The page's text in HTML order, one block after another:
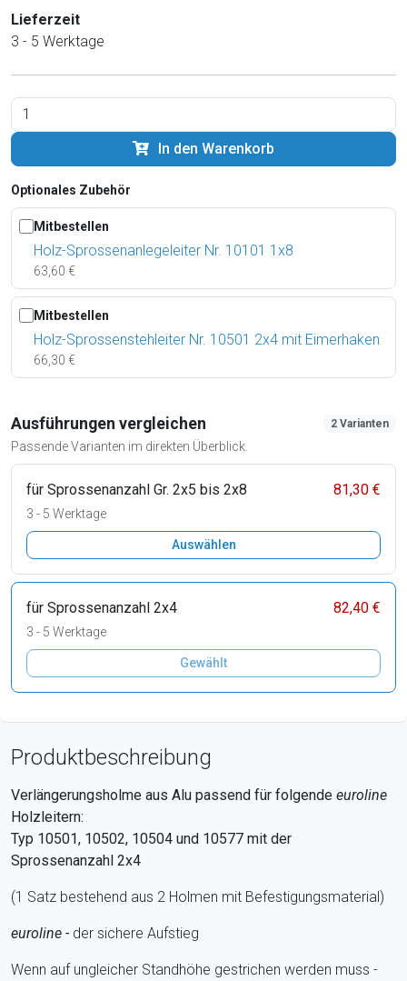
Lieferzeit
3 - 5 Werktage
In den Warenkorb
Optionales Zubehör
Mitbestellen
Holz-Sprossenanlegeleiter Nr. 10101 1x8
63,60 €
Mitbestellen
Holz-Sprossenstehleiter Nr. 10501 2x4 mit Eimerhaken
66,30 €
Ausführungen vergleichen
Passende Varianten im direkten Überblick.
2 Varianten
für Sprossenanzahl Gr. 2x5 bis 2x8 81,30 €
3 - 5 Werktage
Auswählen
für Sprossenanzahl 2x4 82,40 €
3 - 5 Werktage
Gewählt
Produktbeschreibung
Verlängerungsholme aus Alu passend für folgende euroline
Holzleitern:
Typ 10501, 10502, 10504 und 10577 mit der
Sprossenanzahl 2x4
(1 Satz bestehend aus 2 Holmen mit Befestigungsmaterial)
euroline - der sichere Aufstieg
Wenn auf ungleicher Standhöhe gestrichen werden muss -